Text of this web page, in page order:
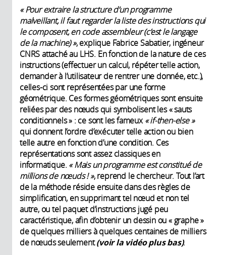
« Pour extraire la structure d’un programme
malveillant, il faut regarder la liste des instructions qui
le composent, en code assembleur (c’est le langage
de la machine) », explique Fabrice Sabatier, ingéneur
CNRS attaché au LHS. En fonction de la nature de ces
instructions (effectuer un calcul, répéter telle action,
demander à l’utilisateur de rentrer une donnée, etc.),
celles-ci sont représentées par une forme
géométrique. Ces formes géométriques sont ensuite
reliées par des nœuds qui symbolisent les « sauts
conditionnels » : ce sont les fameux« if-then-else »
qui donnent l’ordre d’exécuter telle action ou bien
telle autre en fonction d’une condition. Ces
représentations sont assez classiques en
informatique. « Mais un programme est constitué de
millions de nœuds! », reprend le chercheur. Tout l’art
de la méthode réside ensuite dans des règles de
simplification, en supprimant tel nœud et non tel
autre, ou tel paquet d’instructions jugé peu
caractéristique, afin d’obtenir un dessin ou « graphe »
de quelques milliers à quelques centaines de milliers
de nœuds seulement(voir la vidéo plus bas).